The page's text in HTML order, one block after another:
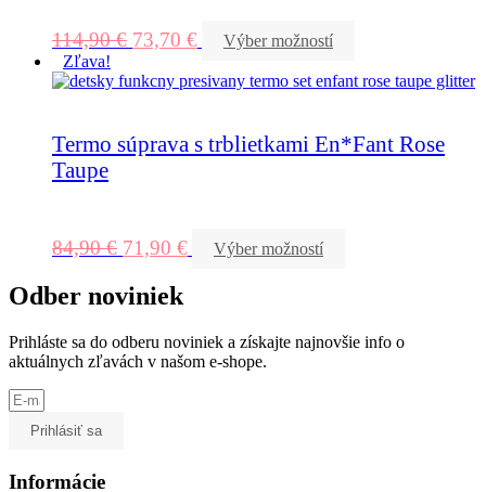
114,90€ 73,70 €
Výber možností
Zľava!
Termo súprava s trblietkami En*Fant Rose
Taupe
84,90€ 71,90 € Výber možností
Odber noviniek
Prihláste sa do odberu noviniek a získajte najnovšie info o
aktuálnych zľavách v našom e-shope.
Prihlásiť sa
Informácie